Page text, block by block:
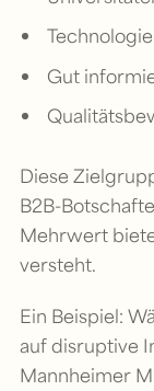
Gut
Diese
B2B-
Mehrwert
versteht.
Ein Beispiel:
auf disruptive
Mannheimer